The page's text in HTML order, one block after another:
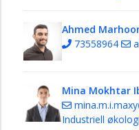
Ahmed
73558964
Mina Mokhtar
Industriell økologi